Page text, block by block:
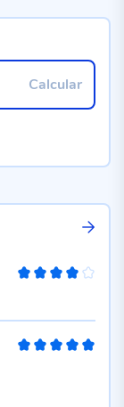
Calcular